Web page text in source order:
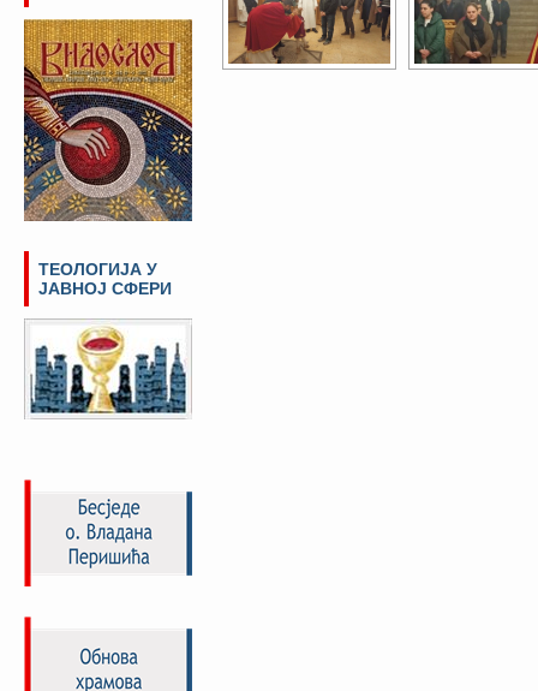
ТЕОЛОГИЈА У
ЈАВНОЈ СФЕРИ